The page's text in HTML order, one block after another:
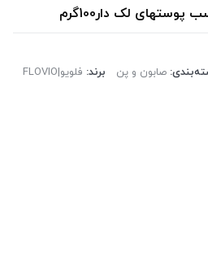
لک دار100گرم
صابون و پن برند: فلویو|FLOVIO